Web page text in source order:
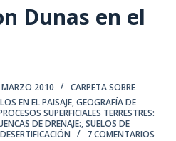
Dunas en el
2010
CARPETA SOBRE
EN EL PAISAJE,GEOGRAFÍA DE
SUPERFICIALES TERRESTRES:
DE DRENAJE:,SUELOS DE
7 COMENTARIOS